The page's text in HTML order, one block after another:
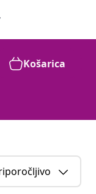
Košarica